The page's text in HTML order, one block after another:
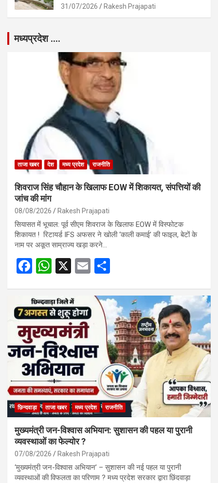
31/07/2026 Rakesh Prajapati
मध्यप्रदेश ….
ताजा खबर देश मध्य प्रदेश राजनीति
शिवराज सिंह चौहान के खिलाफ EOW में शिकायत, संपत्तियों की
जांच की मांग
08/08/2026 Rakesh Prajapati
सियासत में भूचाल: पूर्व सीएम शिवराज के खिलाफ EOW में विस्फोटक
शिकायत ! रिटायर्ड IFS अफसर ने खोली ‘काली कमाई’ की फाइल, बेटों के
नाम पर अकूत साम्राज्य खड़ा करने…
F
ce
b
o
o
k
W
at
s
A
p
p
X
E
ail ar
e
छिन्दवाड़ा ताजा खबर मध्य प्रदेश राजनीति
मुख्यमंत्री जन-विश्वास अभियान: सुशासन की पहल या पुरानी
व्यवस्थाओं का फेल्योर ?
07/08/2026 Rakesh Prajapati
‘मुख्यमंत्री जन-विश्वास अभियान’ – सुशासन की नई पहल या पुरानी
व्यवस्थाओं की विफलता का परिणाम ? मध्य प्रदेश सरकार द्वारा छिंदवाड़ा